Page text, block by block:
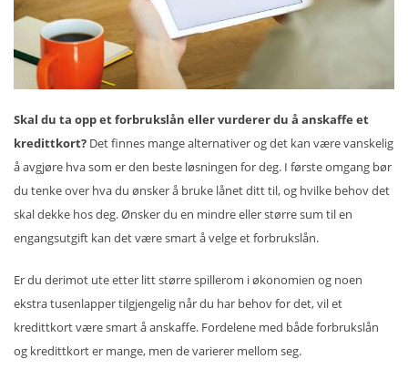
Skal du ta opp et forbrukslån eller vurderer du å anskaffe et
kredittkort? Det finnes mange alternativer og det kan være vanskelig
å avgjøre hva som er den beste løsningen for deg. I første omgang bør
du tenke over hva du ønsker å bruke lånet ditt til, og hvilke behov det
skal dekke hos deg. Ønsker du en mindre eller større sum til en
engangsutgift kan det være smart å velge et forbrukslån.
Er du derimot ute etter litt større spillerom i økonomien og noen
ekstra tusenlapper tilgjengelig når du har behov for det, vil et
kredittkort være smart å anskaffe. Fordelene med både forbrukslån
og kredittkort er mange, men de varierer mellom seg.